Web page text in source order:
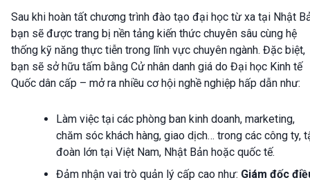
Sau khi hoàn tất chương trình đào tạo đại học từ xa tại Nhật
bạn sẽ được trang bị nền tảng kiến thức chuyên sâu cùng hệ
thống kỹ năng thực tiễn trong lĩnh vực chuyên ngành. Đặc biệt,
bạn sẽ sở hữu tấm bằng Cử nhân danh giá do Đại học Kinh tế
Quốc dân cấp – mở ra nhiều cơ hội nghề nghiệp hấp dẫn như:
Làm việc tại các phòng ban kinh doanh, marketing,
chăm sóc khách hàng, giao dịch… trong các công ty,
đoàn lớn tại Việt Nam, Nhật Bản hoặc quốc tế.
Đảm nhận vai trò quản lý cấp cao như: Giám đốc